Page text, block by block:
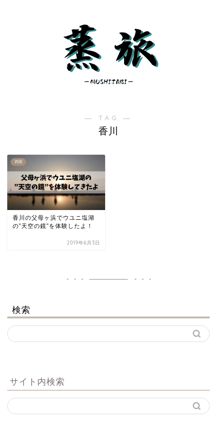
― TAG ―
香川
四国
香川の父母ヶ浜でウユニ塩湖
の”天空の鏡”を体験したよ！
2019年6月3日
検索
サイト内検索